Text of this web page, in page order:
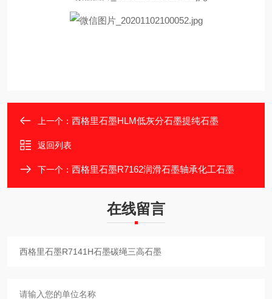
上一个： 西格里石墨HLM低灰分石墨提纯石墨
返回列表
下一个： 西格里石墨R7162润滑石墨轴承化工石墨
在线留言